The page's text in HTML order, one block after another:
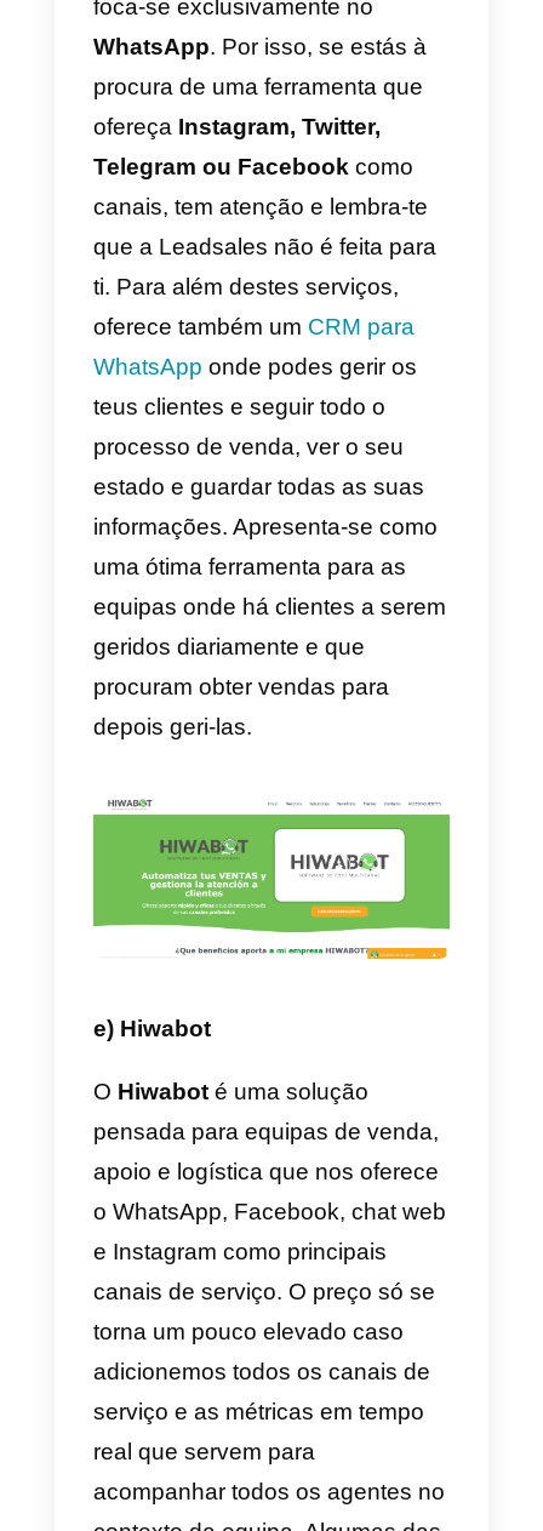
Além disso, podes acompanhar
todas as atividades dos teus
agentes de forma a poder avaliar
o seu rendimento diário ou
mensal. Por outro lado, a
Zendesk não se concentra
apenas no WhatsApp: está
também em mais plataformas
que podes integrar e que vão
tornar a tua vida muito mais fácil
por serem eficazes e úteis.
Podes também utilizar o Zendesk
para suporte técnico, vendas e
equipas. No entanto, tens que
bastante elevado do serviço. É
por isso que só te aconselhamos
a escolher esta plataforma caso
tenhas real necessidade, uma
vez que se apresenta como uma
da qual poderás contudo obter
muitos benefícios.